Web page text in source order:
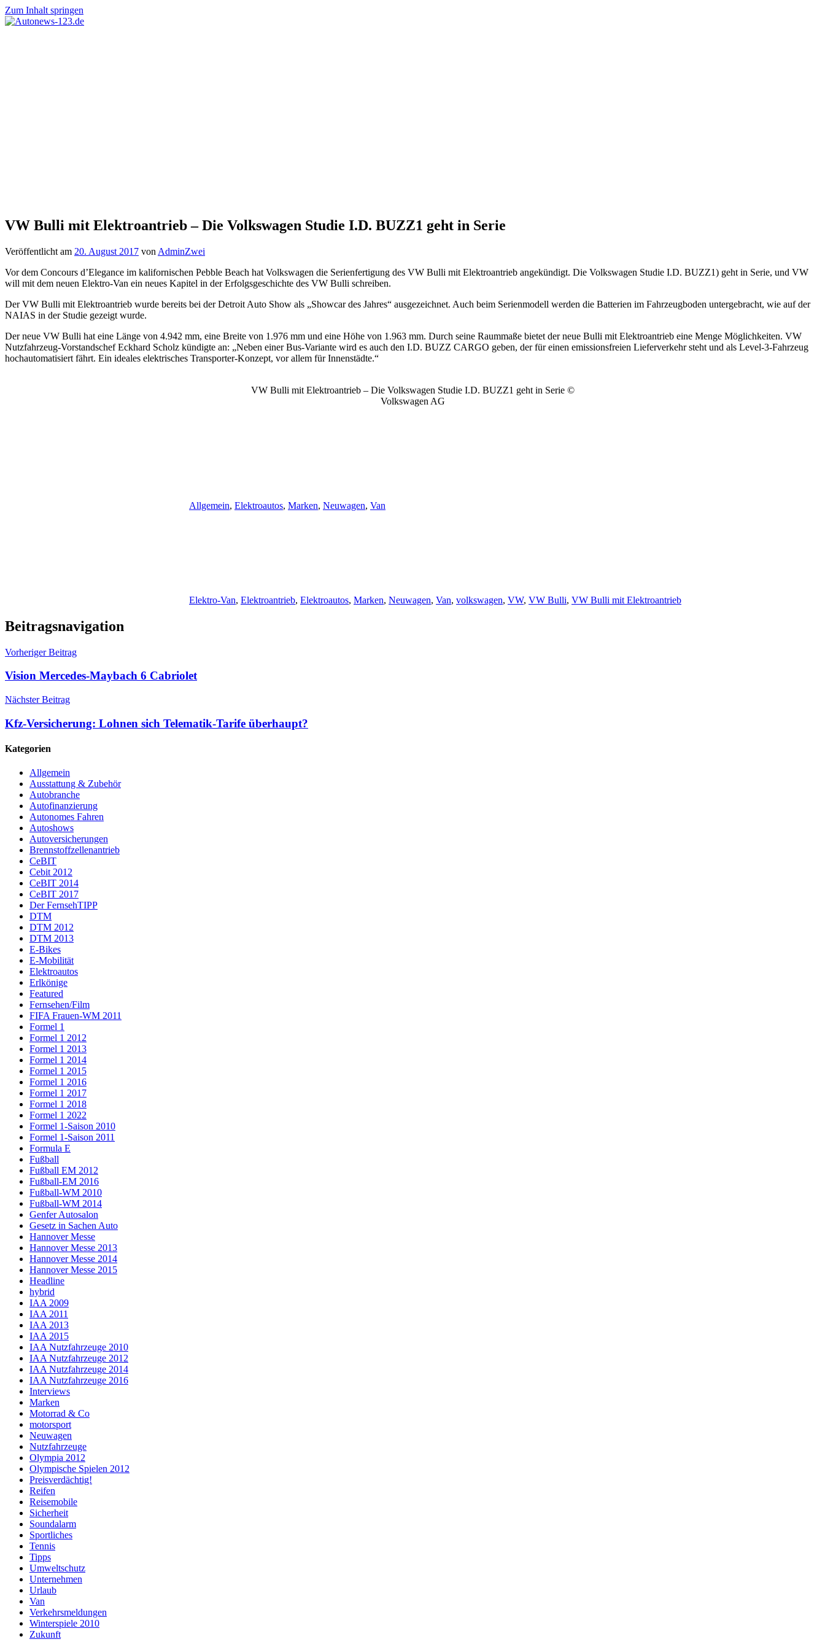
Zum Inhalt springen
VW Bulli mit Elektroantrieb – Die Volkswagen Studie I.D. BUZZ1 geht in Serie
Veröffentlicht am 20. August 2017 von AdminZwei
Vor dem Concours d’Elegance im kalifornischen Pebble Beach hat Volkswagen die Serienfertigung des VW Bulli mit Elektroantrieb angekündigt. Die Volkswagen Studie I.D. BUZZ1) geht in Serie, und VW
will mit dem neuen Elektro-Van ein neues Kapitel in der Erfolgsgeschichte des VW Bulli schreiben.
Der VW Bulli mit Elektroantrieb wurde bereits bei der Detroit Auto Show als „Showcar des Jahres“ ausgezeichnet. Auch beim Serienmodell werden die Batterien im Fahrzeugboden untergebracht, wie auf der
NAIAS in der Studie gezeigt wurde.
Der neue VW Bulli hat eine Länge von 4.942 mm, eine Breite von 1.976 mm und eine Höhe von 1.963 mm. Durch seine Raummaße bietet der neue Bulli mit Elektroantrieb eine Menge Möglichkeiten. VW
Nutzfahrzeug-Vorstandschef Eckhard Scholz kündigte an: „Neben einer Bus-Variante wird es auch den I.D. BUZZ CARGO geben, der für einen emissionsfreien Lieferverkehr steht und als Level-3-Fahrzeug
hochautomatisiert fährt. Ein ideales elektrisches Transporter-Konzept, vor allem für Innenstädte.“
VW Bulli mit Elektroantrieb – Die Volkswagen Studie I.D. BUZZ1 geht in Serie ©
Volkswagen AG
Allgemein, Elektroautos, Marken, Neuwagen, Van
Elektro-Van, Elektroantrieb, Elektroautos, Marken, Neuwagen, Van, volkswagen, VW, VW Bulli, VW Bulli mit Elektroantrieb
Beitragsnavigation
Vorheriger Beitrag
Vision Mercedes-Maybach 6 Cabriolet
Nächster Beitrag
Kfz-Versicherung: Lohnen sich Telematik-Tarife überhaupt?
Kategorien
Allgemein
Ausstattung & Zubehör
Autobranche
Autofinanzierung
Autonomes Fahren
Autoshows
Autoversicherungen
Brennstoffzellenantrieb
CeBIT
Cebit 2012
CeBIT 2014
CeBIT 2017
Der FernsehTIPP
DTM
DTM 2012
DTM 2013
E-Bikes
E-Mobilität
Elektroautos
Erlkönige
Featured
Fernsehen/Film
FIFA Frauen-WM 2011
Formel 1
Formel 1 2012
Formel 1 2013
Formel 1 2014
Formel 1 2015
Formel 1 2016
Formel 1 2017
Formel 1 2018
Formel 1 2022
Formel 1-Saison 2010
Formel 1-Saison 2011
Formula E
Fußball
Fußball EM 2012
Fußball-EM 2016
Fußball-WM 2010
Fußball-WM 2014
Genfer Autosalon
Gesetz in Sachen Auto
Hannover Messe
Hannover Messe 2013
Hannover Messe 2014
Hannover Messe 2015
Headline
hybrid
IAA 2009
IAA 2011
IAA 2013
IAA 2015
IAA Nutzfahrzeuge 2010
IAA Nutzfahrzeuge 2012
IAA Nutzfahrzeuge 2014
IAA Nutzfahrzeuge 2016
Interviews
Marken
Motorrad & Co
motorsport
Neuwagen
Nutzfahrzeuge
Olympia 2012
Olympische Spielen 2012
Preisverdächtig!
Reifen
Reisemobile
Sicherheit
Soundalarm
Sportliches
Tennis
Tipps
Umweltschutz
Unternehmen
Urlaub
Van
Verkehrsmeldungen
Winterspiele 2010
Zukunft